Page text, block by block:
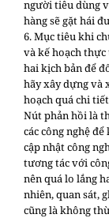
người tiêu dùng
hàng sẽ gặt hái
6. Mục tiêu khi
và kế hoạch
hai kịch bản để
hãy xây dựng và
hoạch quá chi
Nút phản hồi là
các công nghệ
cập nhật công
tương tác với
nên quá lo lắng
nhiên, quan sát,
cũng là không